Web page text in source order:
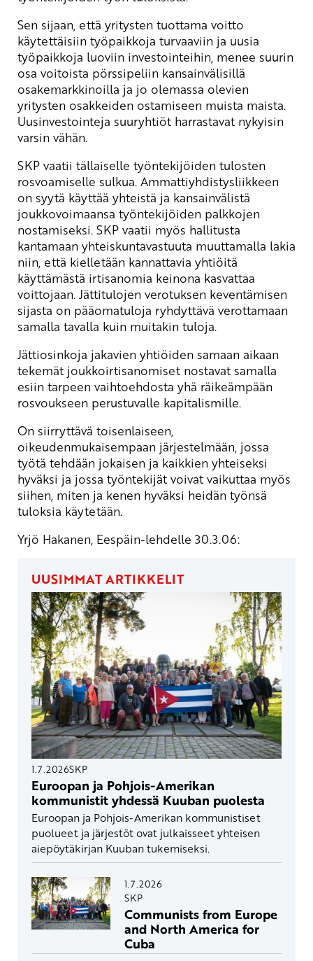
Sen sijaan, että yritysten tuottama voitto
käytettäisiin työpaikkoja turvaaviin ja uusia
työpaikkoja luoviin investointeihin, menee suurin
osa voitoista pörssipeliin kansainvälisillä
osakemarkkinoilla ja jo olemassa olevien
yritysten osakkeiden ostamiseen muista maista.
Uusinvestointeja suuryhtiöt harrastavat nykyisin
varsin vähän.
SKP vaatii tällaiselle työntekijöiden tulosten
rosvoamiselle sulkua. Ammattiyhdistysliikkeen
on syytä käyttää yhteistä ja kansainvälistä
joukkovoimaansa työntekijöiden palkkojen
nostamiseksi. SKP vaatii myös hallitusta
kantamaan yhteiskuntavastuuta muuttamalla lakia
niin, että kielletään kannattavia yhtiöitä
käyttämästä irtisanomia keinona kasvattaa
voittojaan. Jättitulojen verotuksen keventämisen
sijasta on pääomatuloja ryhdyttävä verottamaan
samalla tavalla kuin muitakin tuloja.
Jättiosinkoja jakavien yhtiöiden samaan aikaan
tekemät joukkoirtisanomiset nostavat samalla
esiin tarpeen vaihtoehdosta yhä räikeämpään
rosvoukseen perustuvalle kapitalismille.
On siirryttävä toisenlaiseen,
oikeudenmukaisempaan järjestelmään, jossa
työtä tehdään jokaisen ja kaikkien yhteiseksi
hyväksi ja jossa työntekijät voivat vaikuttaa myös
siihen, miten ja kenen hyväksi heidän työnsä
tuloksia käytetään.
Yrjö Hakanen, Eespäin-lehdelle 30.3.06:
UUSIMMAT ARTIKKELIT
1.7.2026SKP
Euroopan ja Pohjois-Amerikan
kommunistit yhdessä Kuuban puolesta
Euroopan ja Pohjois-Amerikan kommunistiset
puolueet ja järjestöt ovat julkaisseet yhteisen
aiepöytäkirjan Kuuban tukemiseksi.
1.7.2026
SKP
Communists from Europe
and North America for
Cuba